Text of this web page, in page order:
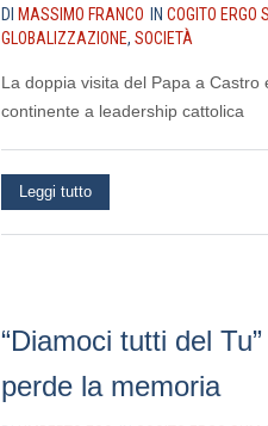
DI MASSIMO FRANCO IN COGITO ERGO
GLOBALIZZAZIONE, SOCIETÀ
La doppia visita del Papa a
continente a leadership cattolica
Leggi tutto
“Diamoci tutti del
perde la memoria